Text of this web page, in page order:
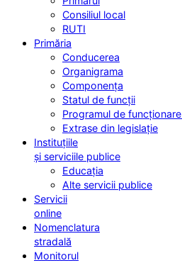
Consiliul local
RUTI
Primăria
Conducerea
Organigrama
Componența
Statul de funcții
Programul de
Extrase din legislație
Instituțiile
și serviciile publice
Educația
Alte servicii publice
Servicii
online
Nomenclatura
stradală
Monitorul